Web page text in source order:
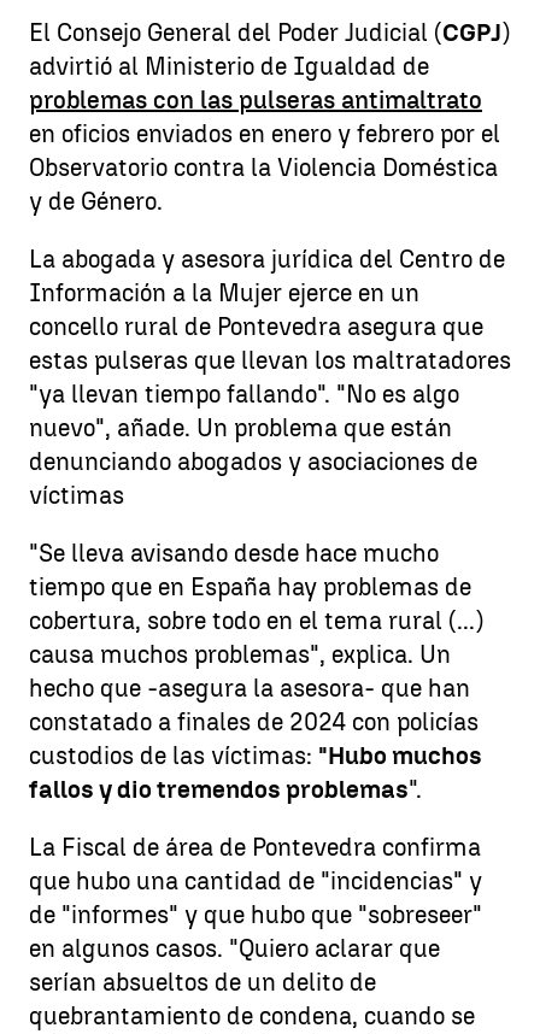
El Consejo General del Poder Judicial (CGPJ)
advirtió al Ministerio de Igualdad de
problemas con las pulseras antimaltrato
en oficios enviados en enero y febrero por el
Observatorio contra la Violencia Doméstica
y de Género.
La abogada y asesora jurídica del Centro de
Información a la Mujer ejerce en un
concello rural de Pontevedra asegura que
estas pulseras que llevan los maltratadores
"ya llevan tiempo fallando". "No es algo
nuevo", añade. Un problema que están
denunciando abogados y asociaciones de
víctimas
"Se lleva avisando desde hace mucho
tiempo que en España hay problemas de
cobertura, sobre todo en el tema rural (...)
causa muchos problemas", explica. Un
hecho que -asegura la asesora- que han
constatado a finales de 2024 con policías
custodios de las víctimas: "Hubo muchos
fallos y dio tremendos problemas".
La Fiscal de área de Pontevedra confirma
que hubo una cantidad de "incidencias" y
de "informes" y que hubo que "sobreseer"
en algunos casos. "Quiero aclarar que
serían absueltos de un delito de
quebrantamiento de condena, cuando se